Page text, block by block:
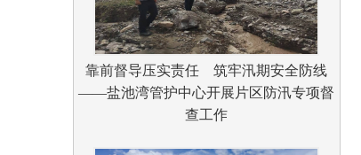
靠前督导压实责任 筑牢汛期安全防线
——盐池湾管护中心开展片区防汛专项督
查工作